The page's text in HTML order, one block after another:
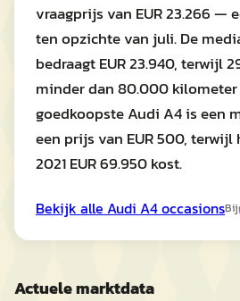
vraagprijs van EUR 23.266 —
ten opzichte van juli. De
bedraagt EUR 23.940, terwijl
minder dan 80.000 kilometer
goedkoopste Audi A4 is een
een prijs van EUR 500,
2021 EUR 69.950 kost.
Bekijk alle Audi A4occasions
Actuele marktdata